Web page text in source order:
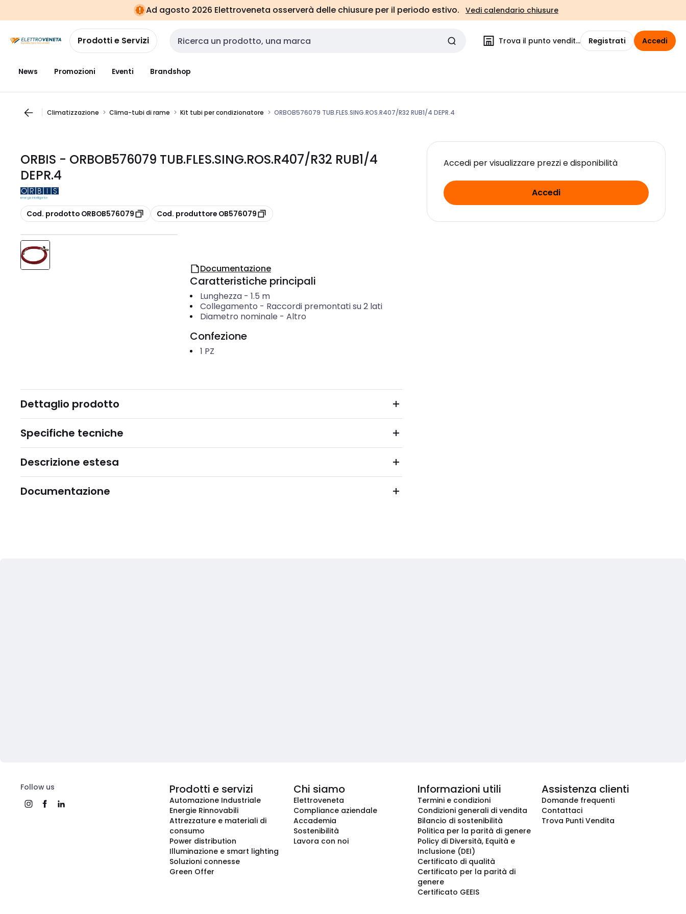
navigazionealla
pagina
Ad agosto 2026 Elettroveneta osserverà delle chiusure per il periodo estivo. Vedi calendario chiusure
Prodotti e Servizi Cerca input Trova il punto vendita Registrati Accedi
News Promozioni Eventi Brandshop
Climatizzazione Clima-tubi di rame Kit tubi per condizionatore ORBOB576079 TUB.FLES.SING.ROS.R407/R32 RUB1/4 DEPR.4
ORBIS - ORBOB576079 TUB.FLES.SING.ROS.R407/R32 RUB1/4
DEPR.4
copia
Cod. prodotto ORBOB576079 copia
Cod. produttore OB576079
Accedi per visualizzare prezzi e disponibilità
Accedi
Documentazione
Caratteristiche principali
Lunghezza- 1.5 m
Collegamento - Raccordi premontati su 2 lati
Diametro nominale - Altro
Confezione
1 PZ
Dettaglio prodotto
Specifiche tecniche
Descrizione estesa
Documentazione
Follow us Prodotti e servizi
Automazione Industriale
Energie Rinnovabili
Attrezzature e materiali di
consumo
Power distribution
Illuminazione e smart lighting
Soluzioni connesse
Green Offer
Chi siamo
Elettroveneta
Compliance aziendale
Accademia
Sostenibilità
Lavora con noi
Informazioni utili
Termini e condizioni
Condizioni generali di vendita
Bilancio di sostenibilità
Politica per la parità di genere
Policy di Diversità, Equità e
Inclusione (DEI)
Certificato di qualità
Certificato per la parità di
genere
Certificato GEEIS
Assistenza clienti
Domande frequenti
Contattaci
Trova Punti Vendita